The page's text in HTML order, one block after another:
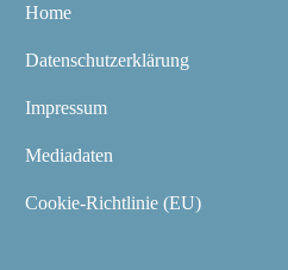
Home
Datenschutzerklärung
Impressum
Mediadaten
Cookie-Richtlinie (EU)